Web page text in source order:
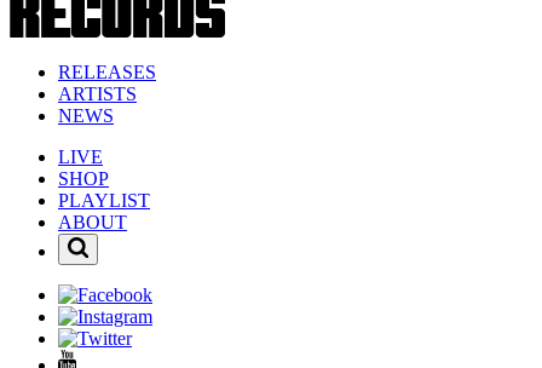
RELEASES
ARTISTS
NEWS
LIVE
SHOP
PLAYLIST
ABOUT